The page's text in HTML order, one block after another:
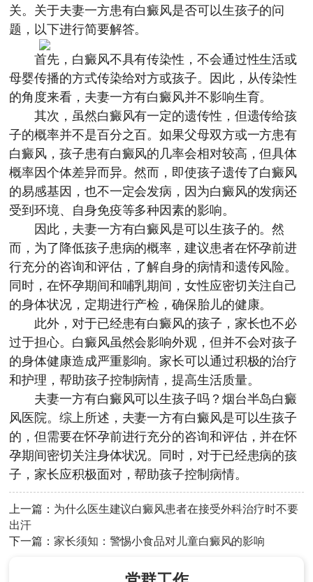
关。关于夫妻一方患有白癜风是否可以生孩子的问
题，以下进行简要解答。
首先，白癜风不具有传染性，不会通过性生活或
母婴传播的方式传染给对方或孩子。因此，从传染性
的角度来看，夫妻一方有白癜风并不影响生育。
其次，虽然白癜风有一定的遗传性，但遗传给孩
子的概率并不是百分之百。如果父母双方或一方患有
白癜风，孩子患有白癜风的几率会相对较高，但具体
概率因个体差异而异。然而，即使孩子遗传了白癜风
的易感基因，也不一定会发病，因为白癜风的发病还
受到环境、自身免疫等多种因素的影响。
因此，夫妻一方有白癜风是可以生孩子的。然
而，为了降低孩子患病的概率，建议患者在怀孕前进
行充分的咨询和评估，了解自身的病情和遗传风险。
同时，在怀孕期间和哺乳期间，女性应密切关注自己
的身体状况，定期进行产检，确保胎儿的健康。
此外，对于已经患有白癜风的孩子，家长也不必
过于担心。白癜风虽然会影响外观，但并不会对孩子
的身体健康造成严重影响。家长可以通过积极的治疗
和护理，帮助孩子控制病情，提高生活质量。
夫妻一方有白癜风可以生孩子吗？ 烟台半岛白癜
风医院。综上所述，夫妻一方有白癜风是可以生孩子
的，但需要在怀孕前进行充分的咨询和评估，并在怀
孕期间密切关注身体状况。同时，对于已经患病的孩
子，家长应积极面对，帮助孩子控制病情。
上一篇： 为什么医生建议白癜风患者在接受外科治疗时不要
出汗
下一篇：家长须知：警惕小食品对儿童白癜风的影响